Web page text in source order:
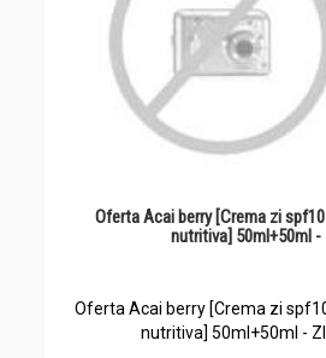
Oferta Acai berry [Crema zi
nutritiva] 50ml+50ml -
Oferta Acai berry [Crema zi
nutritiva] 50ml+50ml -